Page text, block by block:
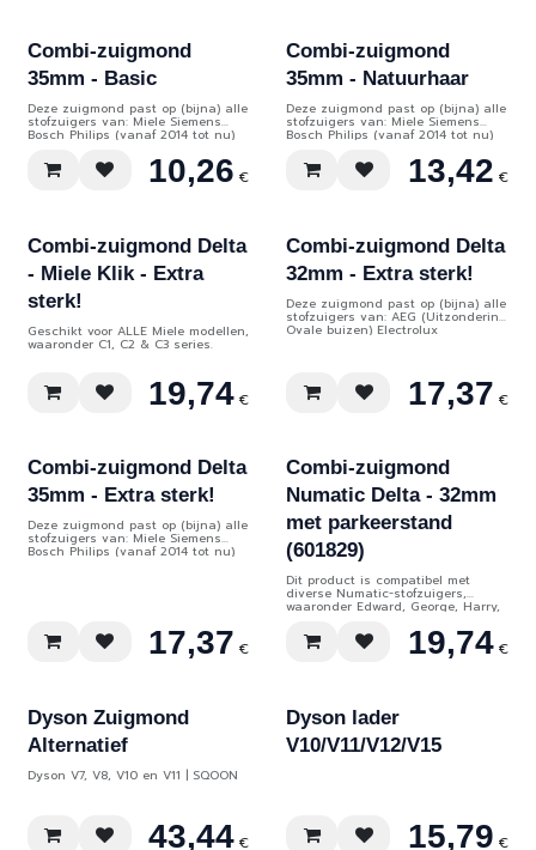
Combi-zuigmond
35mm - Basic
Deze zuigmond past op (bijna) alle
stofzuigers van: Miele Siemens
Bosch Philips (vanaf 2014 tot nu)
modellen) 10,26 €
Combi-zuigmond
35mm - Natuurhaar
Deze zuigmond past op (bijna) alle
stofzuigers van: Miele Siemens
Bosch Philips (vanaf 2014 tot nu)
meeste modellen) 13,42 €
Combi-zuigmond Delta
- Miele Klik - Extra
sterk!
Geschikt voor ALLE Miele modellen,
waaronder C1, C2 & C3 series.
19,74 €
Combi-zuigmond Delta
32mm - Extra sterk!
Deze zuigmond past op (bijna) alle
stofzuigers van: AEG (Uitzondering
Ovale buizen) Electrolux
Rowenta (de meeste modellen)
Princess Bestron Fam Home
17,37 €
Combi-zuigmond Delta
35mm - Extra sterk!
Deze zuigmond past op (bijna) alle
stofzuigers van: Miele Siemens
Bosch Philips (vanaf 2014 tot nu)
17,37 €
Combi-zuigmond
Numatic Delta - 32mm
met parkeerstand
(601829)
Dit product is compatibel met
diverse Numatic-stofzuigers,
waaronder Edward, George, Harry,
NVR180, NVR200, en PPR240.
19,74€
Dyson Zuigmond
Alternatief
Dyson V7, V8, V10 en V11 | SQOON
43,44 €
Dyson lader
V10/V11/V12/V15
15,79 €